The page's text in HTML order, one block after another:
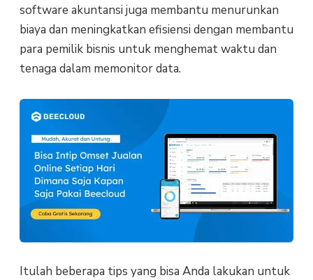
software akuntansi juga membantu menurunkan
biaya dan meningkatkan efisiensi dengan membantu
para pemilik bisnis untuk menghemat waktu dan
tenaga dalam memonitor data.
Itulah beberapa tips yang bisa Anda lakukan untuk